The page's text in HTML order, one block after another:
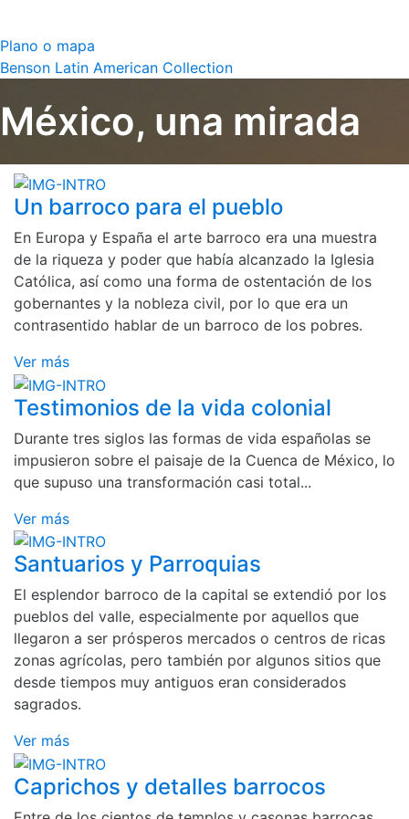
Plano o mapa
Benson Latin American Collection
México, una mirada
Un barroco para el pueblo
En Europa y España el arte barroco era una muestra
de la riqueza y poder que había alcanzado la Iglesia
Católica, así como una forma de ostentación de los
gobernantes y la nobleza civil, por lo que era un
contrasentido hablar de un barroco de los pobres.
Ver más
Testimonios de la vida colonial
Durante tres siglos las formas de vida españolas se
impusieron sobre el paisaje de la Cuenca de México, lo
que supuso una transformación casi total...
Ver más
Santuarios y Parroquias
El esplendor barroco de la capital se extendió por los
pueblos del valle, especialmente por aquellos que
llegaron a ser prósperos mercados o centros de ricas
zonas agrícolas, pero también por algunos sitios que
desde tiempos muy antiguos eran considerados
sagrados.
Ver más
Caprichos y detalles barrocos